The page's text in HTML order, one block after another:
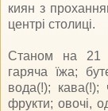
киян з
центрі столиці.
Станом на 21
гаряча їжа;
вода(!); кава(!);
фрукти; овочі,